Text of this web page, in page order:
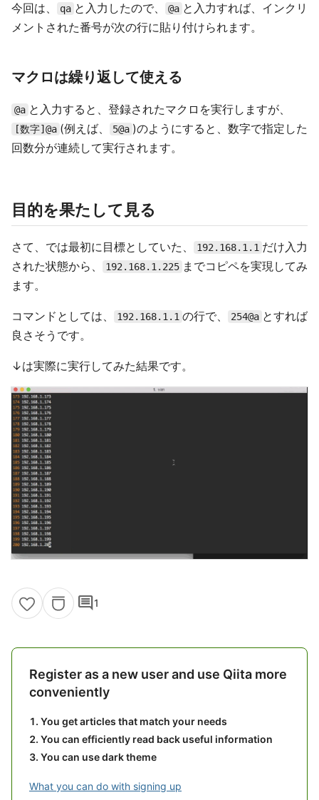
今回は、 qa と入力したので、 @a と入力すれば、インクリ
メントされた番号が次の行に貼り付けられます。
マクロは繰り返して使える
@a と入力すると、登録されたマクロを実行しますが、
[数字]@a (例えば、 5@a )のようにすると、数字で指定した
回数分が連続して実行されます。
目的を果たして見る
さて、では最初に目標としていた、 192.168.1.1 だけ入力
された状態から、
192.168.1.225 までコピペを実現してみ
ます。
コマンドとしては、 192.168.1.1 の行で、 254@a とすれば
良さそうです。
↓は実際に実行してみた結果です。
comment1
Register as a new user and use Qiita more
conveniently
You get articles that match your needs
You can efficiently read back useful information
You can use dark theme
What you can do with signing up